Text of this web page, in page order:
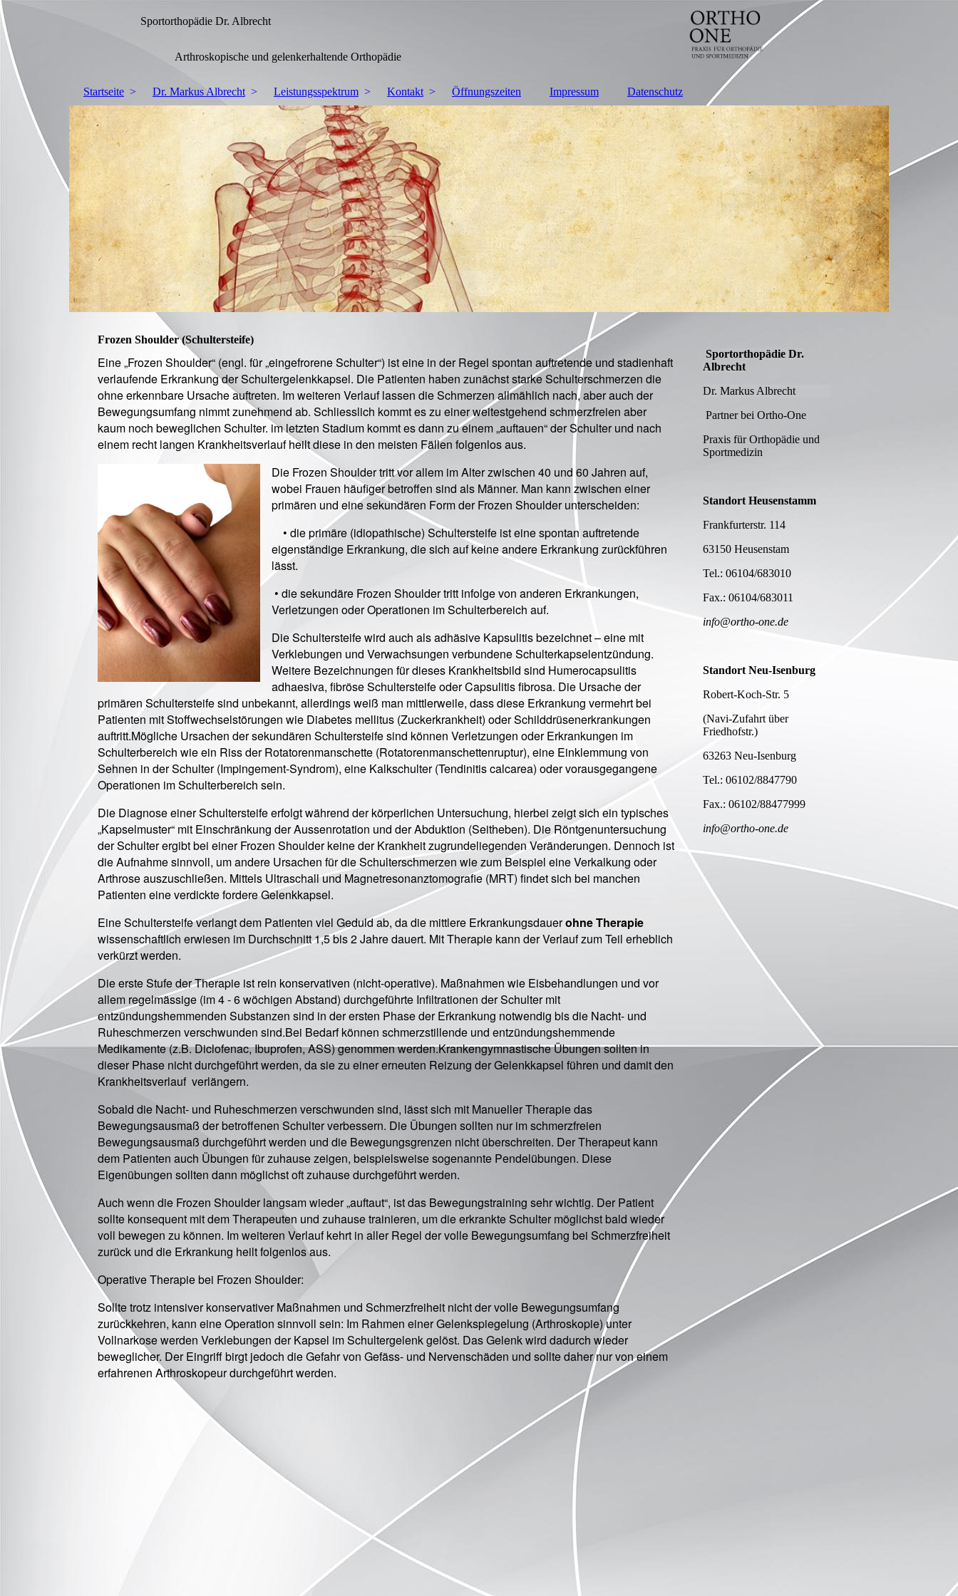
Sportorthopädie Dr. Albrecht
Arthroskopische und gelenkerhaltende Orthopädie
Startseite Dr. Markus Albrecht Leistungsspektrum Kontakt Öffnungszeiten Impressum Datenschutz
Frozen Shoulder (Schultersteife)
Eine „Frozen Shoulder“ (engl. für „eingefrorene Schulter“) ist eine in der Regel spontan auftretende und stadienhaft
verlaufende Erkrankung der Schultergelenkkapsel. Die Patienten haben zunächst starke Schulterschmerzen die
ohne erkennbare Ursache auftreten. Im weiteren Verlauf lassen die Schmerzen allmählich nach, aber auch der
Bewegungsumfang nimmt zunehmend ab. Schliesslich kommt es zu einer weitestgehend schmerzfreien aber
kaum noch beweglichen Schulter. im letzten Stadium kommt es dann zu einem „auftauen“ der Schulter und nach
einem recht langen Krankheitsverlauf heilt diese in den meisten Fällen folgenlos aus.
Die Frozen Shoulder tritt vor allem im Alter zwischen 40 und 60 Jahren auf,
wobei Frauen häufiger betroffen sind als Männer. Man kann zwischen einer
primären und eine sekundären Form der Frozen Shoulder unterscheiden:
• die primäre (idiopathische) Schultersteife ist eine spontan auftretende
eigenständige Erkrankung, die sich auf keine andere Erkrankung zurückführen
lässt.
• die sekundäre Frozen Shoulder tritt infolge von anderen Erkrankungen,
Verletzungen oder Operationen im Schulterbereich auf.
Die Schultersteife wird auch als adhäsive Kapsulitis bezeichnet – eine mit
Verklebungen und Verwachsungen verbundene Schulterkapselentzündung.
Weitere Bezeichnungen für dieses Krankheitsbild sind Humerocapsulitis
adhaesiva, fibröse Schultersteife oder Capsulitis fibrosa. Die Ursache der
primären Schultersteife sind unbekannt, allerdings weiß man mittlerweile, dass diese Erkrankung vermehrt bei
Patienten mit Stoffwechselstörungen wie Diabetes mellitus (Zuckerkrankheit) oder Schilddrüsenerkrankungen
auftritt.Mögliche Ursachen der sekundären Schultersteife sind können Verletzungen oder Erkrankungen im
Schulterbereich wie ein Riss der Rotatorenmanschette (Rotatorenmanschettenruptur), eine Einklemmung von
Sehnen in der Schulter (Impingement-Syndrom), eine Kalkschulter (Tendinitis calcarea) oder vorausgegangene
Operationen im Schulterbereich sein.
Die Diagnose einer Schultersteife erfolgt während der körperlichen Untersuchung, hierbei zeigt sich ein typisches
„Kapselmuster“ mit Einschränkung der Aussenrotation und der Abduktion (Seitheben). Die Röntgenuntersuchung
der Schulter ergibt bei einer Frozen Shoulder keine der Krankheit zugrundeliegenden Veränderungen. Dennoch ist
die Aufnahme sinnvoll, um andere Ursachen für die Schulterschmerzen wie zum Beispiel eine Verkalkung oder
Arthrose auszuschließen. Mittels Ultraschall und Magnetresonanztomografie (MRT) findet sich bei manchen
Patienten eine verdickte fordere Gelenkkapsel.
Eine Schultersteife verlangt dem Patienten viel Geduld ab, da die mittlere Erkrankungsdauerohne Therapie
wissenschaftlich erwiesen im Durchschnitt 1,5 bis 2 Jahre dauert. Mit Therapie kann der Verlauf zum Teil erheblich
verkürzt werden.
Die erste Stufe der Therapie ist rein konservativen (nicht-operative). Maßnahmen wie Eisbehandlungen und vor
allem regelmässige (im 4 - 6 wöchigen Abstand) durchgeführte Infiltrationen der Schulter mit
entzündungshemmenden Substanzen sind in der ersten Phase der Erkrankung notwendig bis die Nacht- und
Ruheschmerzen verschwunden sind.Bei Bedarf können schmerzstillende und entzündungshemmende
Medikamente (z.B. Diclofenac, Ibuprofen, ASS) genommen werden.Krankengymnastische Übungen sollten in
dieser Phase nicht durchgeführt werden, da sie zu einer erneuten Reizung der Gelenkkapsel führen und damit den
Krankheitsverlauf verlängern.
Sobald die Nacht- und Ruheschmerzen verschwunden sind, lässt sich mit Manueller Therapie das
Bewegungsausmaß der betroffenen Schulter verbessern. Die Übungen sollten nur im schmerzfreien
Bewegungsausmaß durchgeführt werden und die Bewegungsgrenzen nicht überschreiten. Der Therapeut kann
dem Patienten auch Übungen für zuhause zeigen, beispielsweise sogenannte Pendelübungen. Diese
Eigenübungen sollten dann möglichst oft zuhause durchgeführt werden.
Auch wenn die Frozen Shoulder langsam wieder „auftaut“, ist das Bewegungstraining sehr wichtig. Der Patient
sollte konsequent mit dem Therapeuten und zuhause trainieren, um die erkrankte Schulter möglichst bald wieder
voll bewegen zu können. Im weiteren Verlauf kehrt in aller Regel der volle Bewegungsumfang bei Schmerzfreiheit
zurück und die Erkrankung heilt folgenlos aus.
Operative Therapie bei Frozen Shoulder:
Sollte trotz intensiver konservativer Maßnahmen und Schmerzfreiheit nicht der volle Bewegungsumfang
zurückkehren, kann eine Operation sinnvoll sein: Im Rahmen einer Gelenkspiegelung (Arthroskopie) unter
Vollnarkose werden Verklebungen der Kapsel im Schultergelenk gelöst. Das Gelenk wird dadurch wieder
beweglicher. Der Eingriff birgt jedoch die Gefahr von Gefäss- und Nervenschäden und sollte daher nur von einem
erfahrenen Arthroskopeur durchgeführt werden.
Sportorthopädie Dr.
Albrecht
Dr. Markus Albrecht
Partner bei Ortho-One
Praxis für Orthopädie und
Sportmedizin
Standort Heusenstamm
Frankfurterstr. 114
63150 Heusenstam
Tel.: 06104/683010
Fax.: 06104/683011
info@ortho-one.de
Standort Neu-Isenburg
Robert-Koch-Str. 5
(Navi-Zufahrt über
Friedhofstr.)
63263 Neu-Isenburg
Tel.: 06102/8847790
Fax.: 06102/88477999
info@ortho-one.de